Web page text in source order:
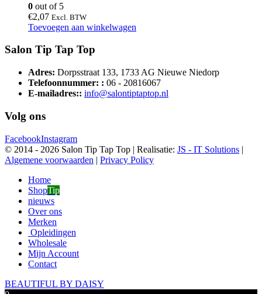
0 out of 5
€2,07 Excl. BTW
Toevoegen aan winkelwagen
Salon Tip Tap Top
Adres: Dorpsstraat 133, 1733 AG Nieuwe Niedorp
Telefoonnummer: : 06 - 20816067
E-mailadres:: info@salontiptaptop.nl
Volg ons
FacebookInstagram
© 2014 - 2026 Salon Tip Tap Top | Realisatie: JS - IT Solutions |
Algemene voorwaarden | Privacy Policy
Home
ShopTip
nieuws
Over ons
Merken
Opleidingen
Wholesale
Mijn Account
Contact
BEAUTIFUL BY DAISY